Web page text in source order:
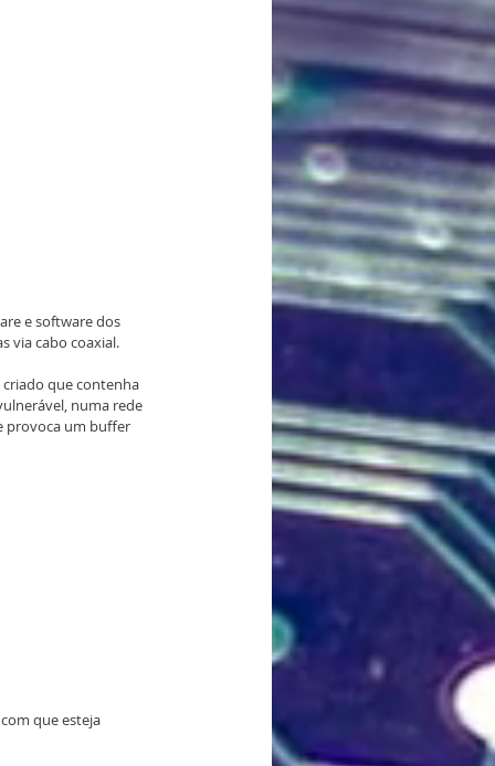
e software dos
via cabo coaxial.
criado que contenha
numa rede
provoca um buffer
que esteja